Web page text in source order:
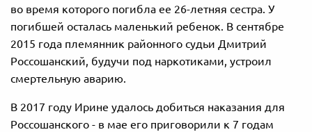
во время которого погибла ее 26-летняя сестра. У
погибшей осталась маленький ребенок. В сентябре
2015 года племянник районного судьи Дмитрий
Россошанский, будучи под наркотиками, устроил
смертельную аварию.
В 2017 году Ирине удалось добиться наказания для
Россошанского - в мае его приговорили к 7 годам